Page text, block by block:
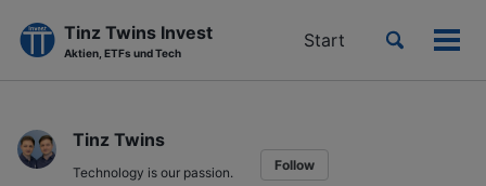
primary
navigation
content
footer
Tinz Twins Invest
Aktien, ETFs und Tech
Start
Toggle
Tinz Twins
Technology is our passion. Follow